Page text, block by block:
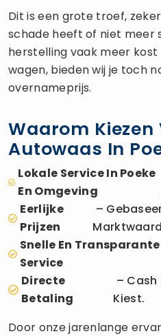
Dit is een grote troef,
schade heeft of niet meer
herstelling vaak meer
wagen, bieden wij je toch
overnameprijs.
Waarom Kiezen
Autowaas In
Lokale Service In Poeke
En Omgeving
Eerlijke
Prijzen
–
Snelle En Transparante
Service
Directe
Betaling
– Cash
Kiest.
Door onze jarenlange